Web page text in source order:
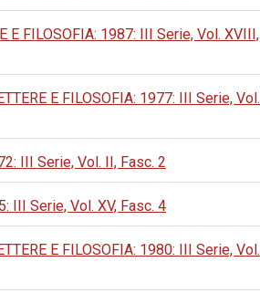
E FILOSOFIA: 1987: III Serie, Vol. XVIII,
E FILOSOFIA: 1977: III Serie, Vol.
III Serie, Vol. II, Fasc. 2
III Serie, Vol. XV, Fasc. 4
E FILOSOFIA: 1980: III Serie, Vol.